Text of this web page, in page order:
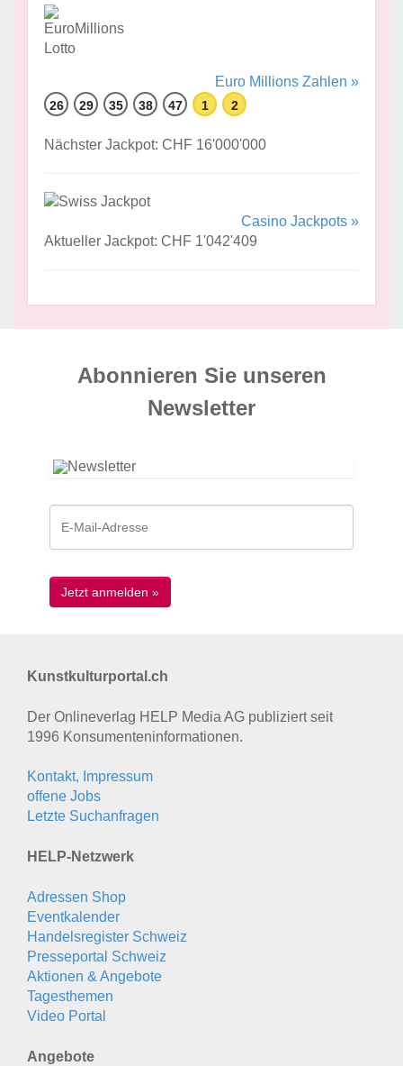
Euro Millions Zahlen »
26 29 35 38 47 1 2
Nächster Jackpot: CHF 16'000'000
Casino Jackpots »
Aktueller Jackpot: CHF 1'042'409
Abonnieren Sie unseren
News­letter
Kunstkulturportal.ch
Der Onlineverlag HELP Media AG publiziert seit
1996 Konsumenten­informationen.
Kontakt, Impressum
offene Jobs
Letzte Suchanfragen
HELP-Netzwerk
Adressen Shop
Eventkalender
Handelsregister Schweiz
Presseportal Schweiz
Aktionen & Angebote
Tagesthemen
Video Portal
Angebote